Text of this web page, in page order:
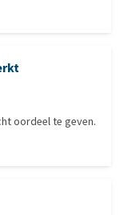
oordeel te geven.